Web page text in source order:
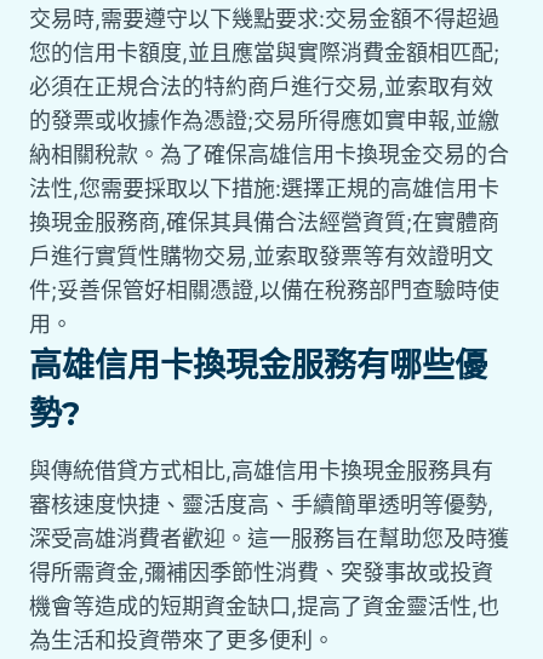
交易時,需要遵守以下幾點要求:交易金額不得超過
您的信用卡額度,並且應當與實際消費金額相匹配;
必須在正規合法的特約商戶進行交易,並索取有效
的發票或收據作為憑證;交易所得應如實申報,並繳
納相關稅款。為了確保高雄信用卡換現金交易的合
法性,您需要採取以下措施:選擇正規的高雄信用卡
換現金服務商,確保其具備合法經營資質;在實體商
戶進行實質性購物交易,並索取發票等有效證明文
件;妥善保管好相關憑證,以備在稅務部門查驗時使
用。
高雄信用卡換現金服務有哪些優
勢?
與傳統借貸方式相比,高雄信用卡換現金服務具有
審核速度快捷、靈活度高、手續簡單透明等優勢,
深受高雄消費者歡迎。這一服務旨在幫助您及時獲
得所需資金,彌補因季節性消費、突發事故或投資
機會等造成的短期資金缺口,提高了資金靈活性,也
為生活和投資帶來了更多便利。